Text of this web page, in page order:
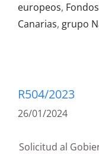
europeos,
Canarias, grupo
R504/2023
26/01/2024
Solicitud al